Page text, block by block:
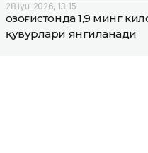
28 iyul 2026, 13:15
Қозоғистонда 1,9 минг
қувурлари янгиланади